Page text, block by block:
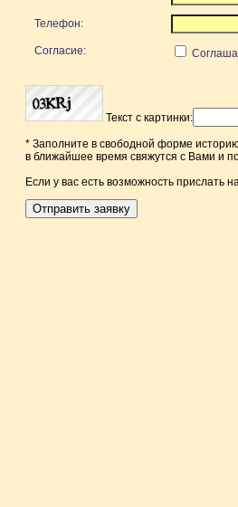
Телефон:
Согласие:
Текст с картинки:
* Заполните в свободной форме
в ближайшее время свяжутся с Вами и
Если у вас есть возможность прислать